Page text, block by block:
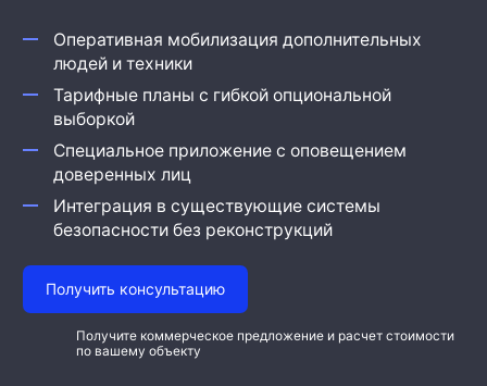
Оперативная мобилизация дополнительных
людей и техники
Тарифные планы с гибкой опциональной
выборкой
Специальное приложение с оповещением
доверенных лиц
Интеграция в существующие системы
безопасности без реконструкций
Получить консультацию
Получите коммерческое предложение и расчет стоимости
по вашему объекту